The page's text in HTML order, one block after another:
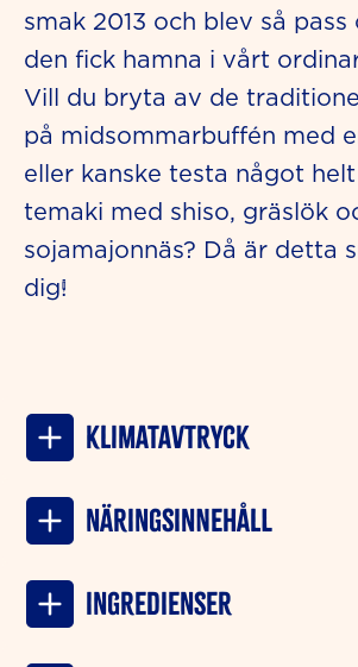
smak 2013 och blev så
den fick hamna i vårt
Vill du bryta av de
på midsommarbuffén med
eller kanske testa något
temaki med shiso, gräslök
sojamajonnäs? Då är detta
dig!
Klimatavtryck
NÄRINGSINNEHÅLL
INGREDIENSER